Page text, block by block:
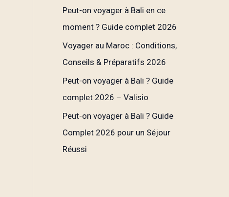
Peut-on voyager à Bali en ce
moment ? Guide complet 2026
Voyager au Maroc : Conditions,
Conseils & Préparatifs 2026
Peut-on voyager à Bali ? Guide
complet 2026 – Valisio
Peut-on voyager à Bali ? Guide
Complet 2026 pour un Séjour
Réussi